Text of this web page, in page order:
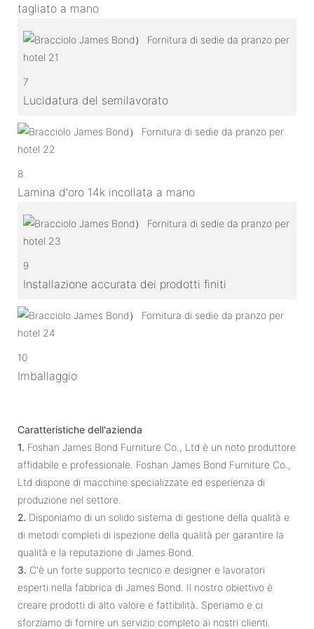
tagliato a mano
7
Lucidatura del semilavorato
8
Lamina d'oro 14k incollata a mano
9
Installazione accurata dei prodotti finiti
10
Imballaggio
Caratteristiche dell'azienda
1. Foshan James Bond Furniture Co., Ltd è un noto produttore
affidabile e professionale. Foshan James Bond Furniture Co.,
Ltd dispone di macchine specializzate ed esperienza di
produzione nel settore.
2. Disponiamo di un solido sistema di gestione della qualità e
di metodi completi di ispezione della qualità per garantire la
qualità e la reputazione di James Bond.
3. C'è un forte supporto tecnico e designer e lavoratori
esperti nella fabbrica di James Bond. Il nostro obiettivo è
creare prodotti di alto valore e fattibilità. Speriamo e ci
sforziamo di fornire un servizio completo ai nostri clienti.